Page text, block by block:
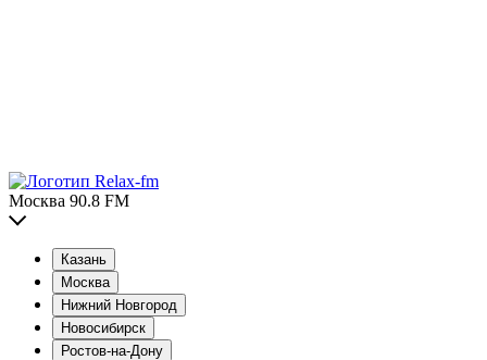
Москва 90.8 FM
Казань
Москва
Нижний Новгород
Новосибирск
Ростов-на-Дону